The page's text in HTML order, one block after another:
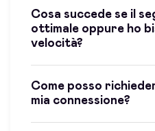
Cosa succede se il
ottimale oppure ho
velocità?
Come posso
mia connessione?